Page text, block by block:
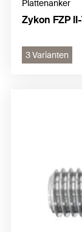
Plattenanker
Zykon FZP
3 Varianten